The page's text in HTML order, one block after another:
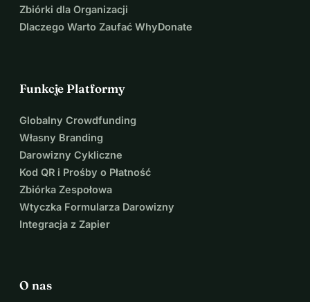
ekosystemów: kto by odważył się na grad, aby odzyskać
plastikowe butelki utknęłe między skałami na wyspie
Zbiórki dla Organizacji
Dlaczego Warto Zaufać WhyDonate
Funkcje Platformy
Globalny Crowdfunding
Własny Branding
Darowizny Cykliczne
Kod QR i Prośby o Płatność
Zbiórka Zespołowa
Wtyczka Formularza Darowizny
Integracja z Zapier
O nas